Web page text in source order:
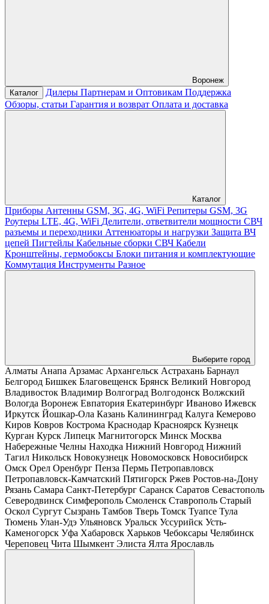
Воронеж
Каталог
Дилеры Партнерам и Оптовикам Поддержка
Обзоры, статьи Гарантия и возврат Оплата и доставка
Каталог
Приборы Антенны GSM, 3G, 4G, WiFi Репитеры GSM, 3G
Роутеры LTE, 4G, WiFi Делители, ответвители мощности СВЧ
разъемы и переходники Аттенюаторы и нагрузки Защита ВЧ
цепей Пигтейлы Кабельные сборки СВЧ Кабели
Кронштейны, гермобоксы Блоки питания и комплектующие
Коммутация Инструменты Разное
Выберите город
Алматы Анапа Арзамас Архангельск Астрахань Барнаул
Белгород Бишкек Благовещенск Брянск Великий Новгород
Владивосток Владимир Волгоград Волгодонск Волжский
Вологда Воронеж Евпатория Екатеринбург Иваново Ижевск
Иркутск Йошкар-Ола Казань Калининград Калуга Кемерово
Киров Ковров Кострома Краснодар Красноярск Кузнецк
Курган Курск Липецк Магнитогорск Минск Москва
Набережные Челны Находка Нижний Новгород Нижний
Тагил Никольск Новокузнецк Новомосковск Новосибирск
Омск Орел Оренбург Пенза Пермь Петропавловск
Петропавловск-Камчатский Пятигорск Ржев Ростов-на-Дону
Рязань Самара Санкт-Петербург Саранск Саратов Севастополь
Северодвинск Симферополь Смоленск Ставрополь Старый
Оскол Сургут Сызрань Тамбов Тверь Томск Туапсе Тула
Тюмень Улан-Удэ Ульяновск Уральск Уссурийск Усть-
Каменогорск Уфа Хабаровск Харьков Чебоксары Челябинск
Череповец Чита Шымкент Элиста Ялта Ярославль